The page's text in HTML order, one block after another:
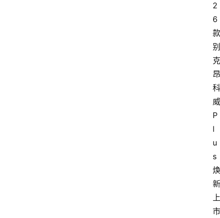
2
6
款
别
克
昂
科
威
P
l
u
s
焕
新
上
市